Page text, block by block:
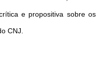
e propositiva sobre os
CNJ.